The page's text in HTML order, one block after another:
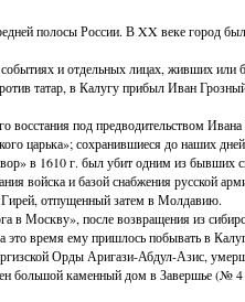
полосы России. В XX веке город
и отдельных лицах, живших или
татар, в Калугу прибыл Иван
восстания под предводительством Ивана
царька»; сохранившиеся до наших
в 1610 г. был убит одним из бывших
войска и базой снабжения русской
отпущенный затем в Молдавию.
Москву», после возвращения из
время ему пришлось побывать в
Орды Аригази-Абдул-Азис,
большой каменный дом в Завершье (№ 4